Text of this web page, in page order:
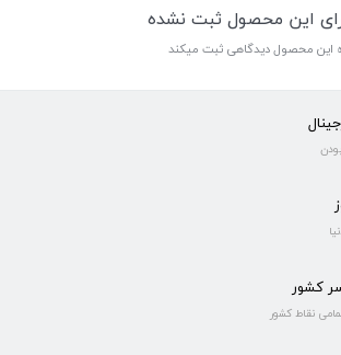
این محصول ثبت نشده
این محصول دیدگاهی ثبت میکند
کشور
نقاط کشور